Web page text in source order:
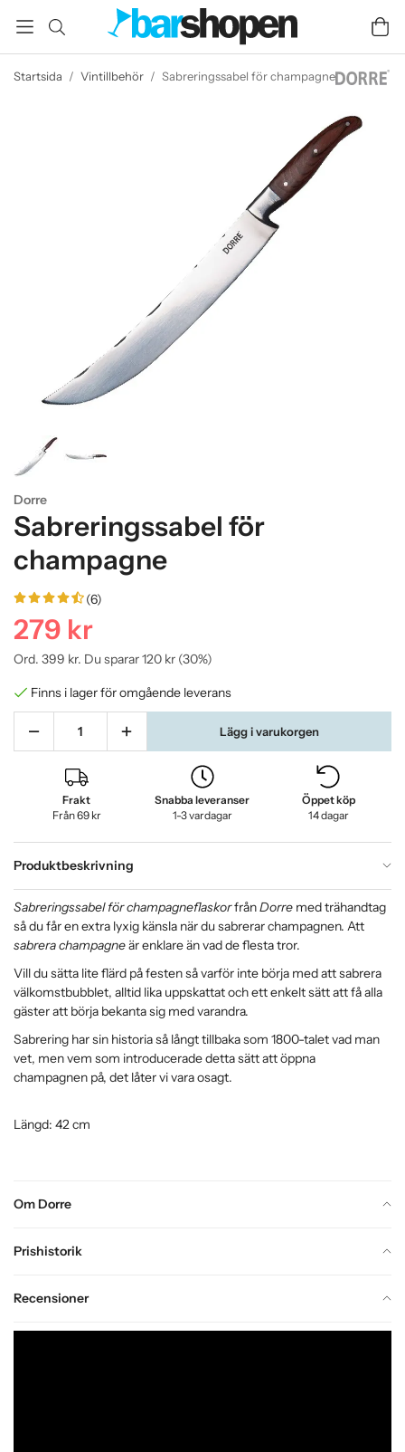
Startsida / Vintillbehör / Sabreringssabel för champagne
Dorre
Sabreringssabel för
champagne
(6)
279 kr
Ord. 399 kr. Du sparar120 kr (30%)
Finns i lager för omgående leverans
Lägg i varukorgen
Frakt
Från 69 kr
Snabba leveranser
1-3 vardagar
Öppet köp
14 dagar
Produktbeskrivning
Om Dorre
Prishistorik
Recensioner
Sabreringssabel för champagneflaskorfrånDorre med trähandtag
så du får en extra lyxig känsla när du sabrerar champagnen. Att
sabrera champagneär enklare än vad de flesta tror.
Vill du sätta lite flärd på festen så varför inte börja med att sabrera
välkomstbubblet, alltid lika uppskattat och ett enkelt sätt att få alla
gäster att börja bekanta sig med varandra.
Sabrering har sin historia så långt tillbaka som 1800-talet vad man
vet, men vem som introducerade detta sätt att öppna
champagnen på, det låter vi vara osagt.
Längd: 42 cm